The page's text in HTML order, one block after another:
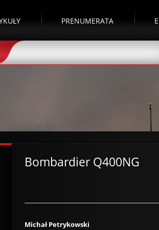
PRENUMERATA
Bombardier Q400NG
Michał Petrykowski